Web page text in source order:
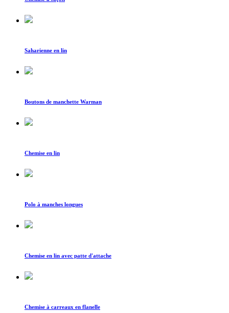
Saharienne en lin
Boutons de manchette Warman
Chemise en lin
Polo à manches longues
Chemise en lin avec patte d'attache
Chemise à carreaux en flanelle